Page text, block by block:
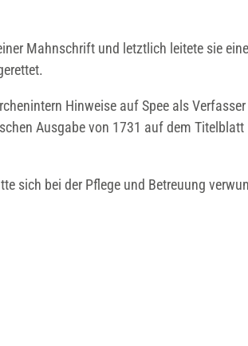
Mahnschrift und letztlich leitete sie
Hinweise auf Spee als Verfasser
Ausgabe von 1731 auf dem Titelblatt
sich bei der Pflege und Betreuung